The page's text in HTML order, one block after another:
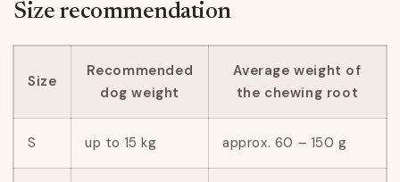
Size recommendation
Size
Recommended
dog weight
Average weight of
the chewing root
S up to 15 kg approx. 60 – 150 g